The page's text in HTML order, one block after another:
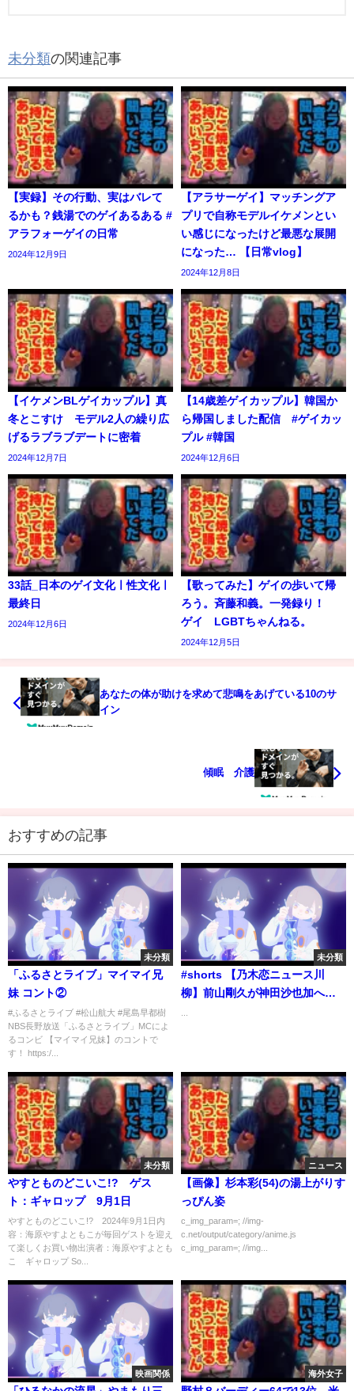
未分類の関連記事
【実録】その行動、実はバレて
るかも？銭湯でのゲイあるある #
アラフォーゲイの日常
2024年12月9日
【アラサーゲイ】マッチングア
プリで自称モデルイケメンとい
い感じになったけど最悪な展開
になった… 【日常vlog】
2024年12月8日
【イケメンBLゲイカップル】真
冬とこすけ モデル2人の繰り広
げるラブラブデートに密着
2024年12月7日
【14歳差ゲイカップル】韓国か
ら帰国しました配信 #ゲイカッ
プル #韓国
2024年12月6日
33話_日本のゲイ文化ㅣ性文化ㅣ
最終日
2024年12月6日
【歌ってみた】ゲイの歩いて帰
ろう。斉藤和義。一発録り！
ゲイ LGBTちゃんねる。
2024年12月5日
あなたの体が助けを求めて悲鳴をあげている10のサ
イン
傾眠 介護
おすすめの記事
未分類
「ふるさとライブ」マイマイ兄
妹 コント②
#ふるさとライブ #松山航大 #尾島早都樹
NBS長野放送「ふるさとライブ」MCによ
るコンビ 【マイマイ兄妹】のコントで
す！ https:/...
未分類
#shorts 【乃木恋ニュース川
柳】前山剛久が神田沙也加への
未分類
やすとものどこいこ!? ゲス
ト：ギャロップ 9月1日
やすとものどこいこ!? 2024年9月1日内
容：海原やすよともこが毎回ゲストを迎え
て楽しくお買い物出演者：海原やすよとも
こ ギャロップ So...
ニュース
【画像】杉本彩(54)の湯上がりす
っぴん姿
c_img_param=; //img-
c.net/output/category/anime.js
c_img_param=; //img...
映画関係 海外女子